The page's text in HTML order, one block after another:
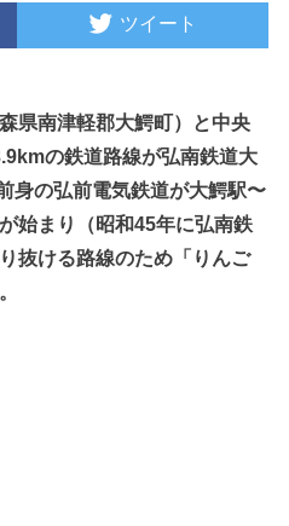
ツイート
県南津軽郡大鰐町）と中央
の鉄道路線が弘南鉄道大
身の弘前電気鉄道が大鰐駅〜
始まり（昭和45年に弘南鉄
抜ける路線のため「りんご